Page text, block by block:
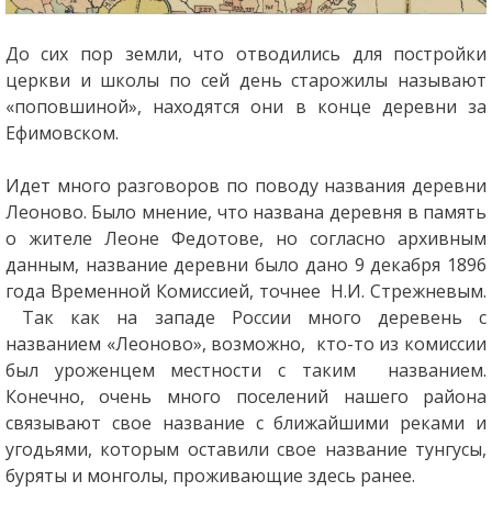
До сих пор земли, что отводились для постройки
церкви и школы по сей день старожилы называют
«поповшиной», находятся они в конце деревни за
Ефимовском.
Идет много разговоров по поводу названия деревни
Леоново. Было мнение, что названа деревня в память
о жителе Леоне Федотове, но согласно архивным
данным, название деревни было дано 9 декабря 1896
года Временной Комиссией, точнее Н.И. Стрежневым.
Так как на западе России много деревень с
названием «Леоново», возможно, кто-то из комиссии
был уроженцем местности с таким названием.
Конечно, очень много поселений нашего района
связывают свое название с ближайшими реками и
угодьями, которым оставили свое название тунгусы,
буряты и монголы, проживающие здесь ранее.